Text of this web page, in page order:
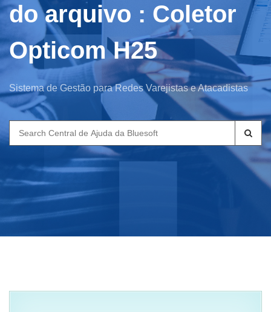
do arquivo : Coletor
Opticom H25
Sistema de Gestão para Redes Varejistas e Atacadistas
Search
for: